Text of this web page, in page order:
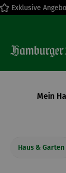
Zur
Exklusive
Mein
Haus & Garten